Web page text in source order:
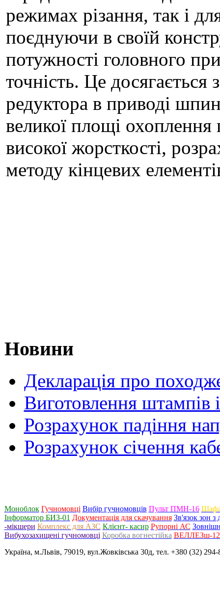
режимах різання, так і
поєднуючи в своїй
потужності головного
точність. Це досягається
редуктора в приводі
великої площі охоплення
високої жорсткості,
методу кінцевих
Новини
Декларація про
Виготовлення штампів
Розрахунок падіння
Розрахунок січення
Моноблок Гучномовці Вибір гучномовців Пульт ПМН-16 Шафа
Інформатор БИЗ-01 Документація для скачування Зв'язок зон
-мікшери Комплекс для АЗС Клієнт- касир Рупорні АС
Вибухозахищені гучномовці Коробка вогнестійка ВЕЛЛЕЗш-
Україна, м.Львів, 79019, вул.Жовківська 30д, тел. +380 (32)